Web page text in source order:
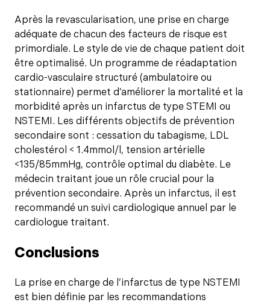
Après la revascularisation, une prise en charge
adéquate de chacun des facteurs de risque est
primordiale. Le style de vie de chaque patient doit
être optimalisé. Un programme de réadaptation
cardio-vasculaire structuré (ambulatoire ou
stationnaire) permet d’améliorer la mortalité et la
morbidité après un infarctus de type STEMI ou
NSTEMI. Les différents objectifs de prévention
secondaire sont : cessation du tabagisme, LDL
cholestérol < 1.4mmol/l, tension artérielle
<135/85mmHg, contrôle optimal du diabète. Le
médecin traitant joue un rôle crucial pour la
prévention secondaire. Après un infarctus, il est
recommandé un suivi cardiologique annuel par le
cardiologue traitant.
Conclusions
La prise en charge de l’infarctus de type NSTEMI
est bien définie par les recommandations